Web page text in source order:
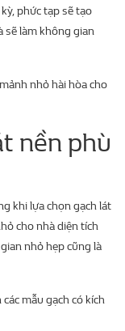
phức tạp sẽ tạo
sẽ làm không gian
nhỏ hài hòa cho
nền phù
khi lựa chọn gạch lát
cho nhà diện tích
nhỏ hẹp cũng là
mẫu gạch có kích